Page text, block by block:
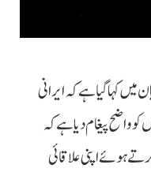
کہا گیا ہے کہ ایرانی
واضح پیغام دیا ہے کہ
ہوئے اپنی علاقائی